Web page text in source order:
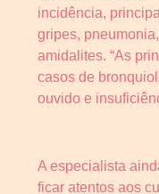
incidência,
gripes,
amidalites. “As
casos de
ouvido e
A especialista
ficar atentos aos